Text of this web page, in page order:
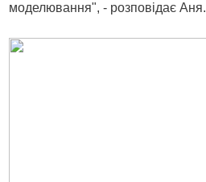
моделювання", - розповідає Аня.